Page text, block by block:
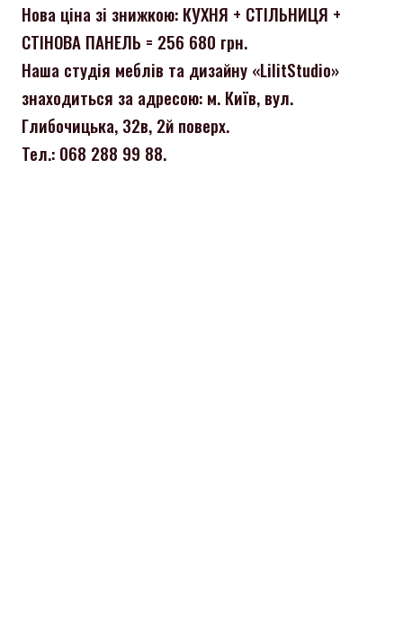
Нова ціна зі знижкою: КУХНЯ + СТІЛЬНИЦЯ +
СТІНОВА ПАНЕЛЬ = 256 680 грн.
Наша студія меблів та дизайну «LilitStudio»
знаходиться за адресою: м. Київ, вул.
Глибочицька, 32в, 2й поверх.
Тел.: 068 288 99 88.